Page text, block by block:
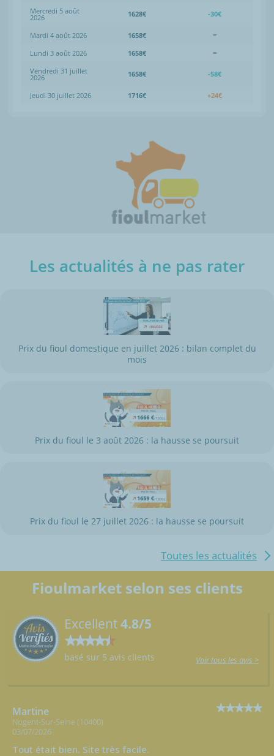
Mercredi 5 août
2026 1628€ -30€
Mardi 4 août 2026 1658€
=
Lundi 3 août 2026
1658€
=
Vendredi 31 juillet
2026 1658€ -58€
Jeudi 30 juillet 2026 1716€ +24€
Les actualités à ne pas rater
Prix du fioul domestique en juillet 2026 : bilan complet du
mois
Prix du fioul le 3 août 2026 : la hausse se poursuit
Prix du fioul le 27 juillet 2026 : la hausse se poursuit
Toutes les actualités
Fioulmarket selon ses clients
Excellent4.8/5
basé sur 5 avis clients Voir tous les avis >
Martine
Nogent-Sur-Seine (10400)
03/07/2026
Tout était bien. Site très facile.